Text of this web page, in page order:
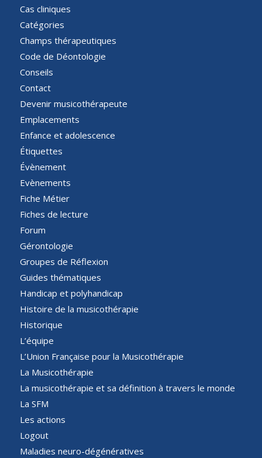
Cas cliniques
Catégories
Champs thérapeutiques
Code de Déontologie
Conseils
Contact
Devenir musicothérapeute
Emplacements
Enfance et adolescence
Étiquettes
Évènement
Evènements
Fiche Métier
Fiches de lecture
Forum
Gérontologie
Groupes de Réflexion
Guides thématiques
Handicap et polyhandicap
Histoire de la musicothérapie
Historique
L’équipe
L’Union Française pour la Musicothérapie
La Musicothérapie
La musicothérapie et sa définition à travers le monde
La SFM
Les actions
Logout
Maladies neuro-dégénératives